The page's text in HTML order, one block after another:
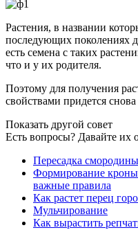
Растения, в названии
последующих поколениях
есть семена с таких
что и у их родителя.
Поэтому для получения
свойствами придется
Показать другой совет
Есть вопросы? Давайте их
Пересадка
Формирование
важные правила
Как растет перец
Мульчирование
Как вырастить